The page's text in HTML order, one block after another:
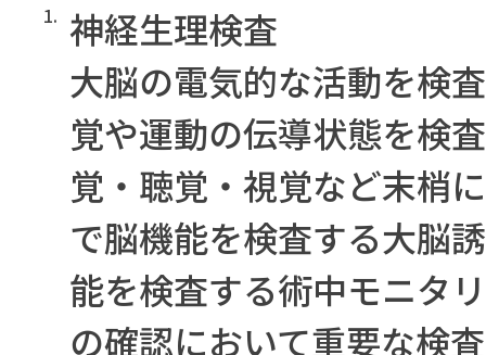
1. 神経生理検査
大脳の電気的な活動を検
覚や運動の伝導状態を検
覚・聴覚・視覚など末梢
で脳機能を検査する大脳
能を検査する術中モニタ
の確認において重要な検